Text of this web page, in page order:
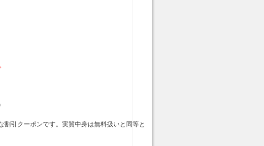
引クーポンです。実質中身は無料扱いと同等と